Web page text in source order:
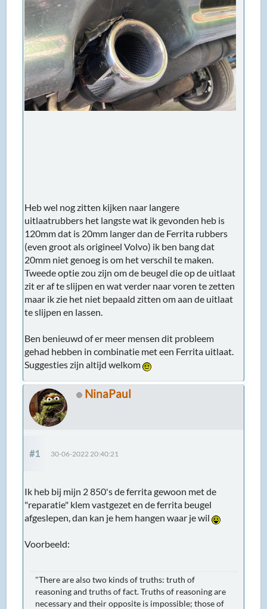
Heb wel nog zitten kijken naar langere
uitlaatrubbers het langste wat ik gevonden heb is
120mm dat is 20mm langer dan de Ferrita rubbers
(even groot als origineel Volvo) ik ben bang dat
20mm niet genoeg is om het verschil te maken.
Tweede optie zou zijn om de beugel die op de uitlaat
zit er af te slijpen en wat verder naar voren te zetten
maar ik zie het niet bepaald zitten om aan de uitlaat
te slijpen en lassen.
Ben benieuwd of er meer mensen dit probleem
gehad hebben in combinatie met een Ferrita uitlaat.
Suggesties zijn altijd welkom
NinaPaul
#1 30-06-2022 20:40:21
Ik heb bij mijn 2 850's de ferrita gewoon met de
"reparatie" klem vastgezet en de ferrita beugel
afgeslepen, dan kan je hem hangen waar je wil
Voorbeeld:
"There are also two kinds of truths: truth of
reasoning and truths of fact. Truths of reasoning are
necessary and their opposite is impossible; those of